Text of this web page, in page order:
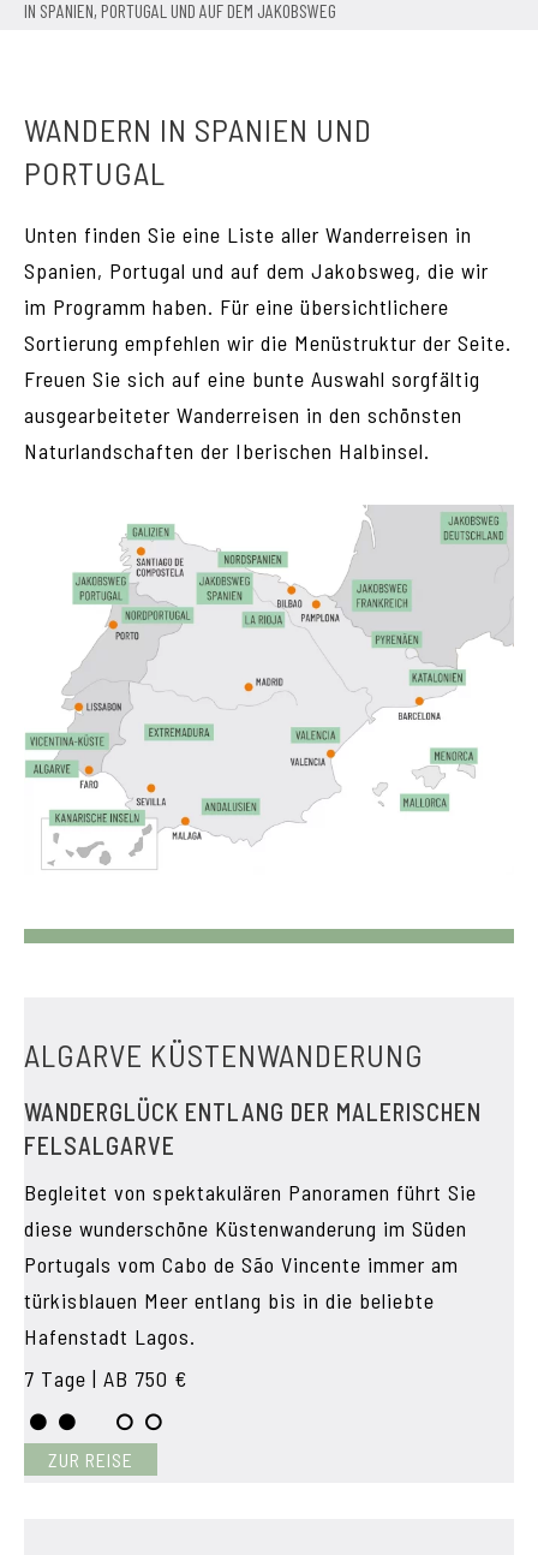
IN SPANIEN, PORTUGAL UND AUF
DEM JAKOBSWEG
IN SPANIEN, PORTUGAL UND AUF DEM JAKOBSWEG
WANDERN IN SPANIEN UND
PORTUGAL
Unten finden Sie eine Liste aller Wanderreisen in
Spanien, Portugal und auf dem Jakobsweg, die wir
im Programm haben. Für eine übersichtlichere
Sortierung empfehlen wir die Menüstruktur der Seite.
Freuen Sie sich auf eine bunte Auswahl sorgfältig
ausgearbeiteter Wanderreisen in den schönsten
Naturlandschaften der Iberischen Halbinsel.
ALGARVE KÜSTENWANDERUNG
WANDERGLÜCK ENTLANG DER MALERISCHEN
FELSALGARVE
Begleitet von spektakulären Panoramen führt Sie
diese wunderschöne Küstenwanderung im Süden
Portugals vom Cabo de São Vincente immer am
türkisblauen Meer entlang bis in die beliebte
Hafenstadt Lagos.
7 Tage | AB 750 €
ZUR REISE